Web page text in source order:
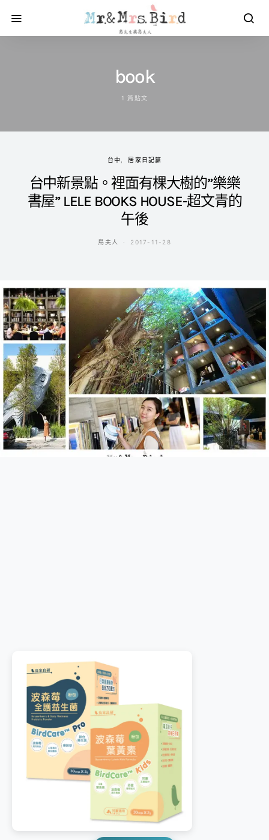
book
1 篇貼文
台中 居家日記篇
台中新景點。裡面有棵大樹的”樂樂
書屋” LELE BOOKS HOUSE-超文青的
午後
鳥夫人 2017-11-28